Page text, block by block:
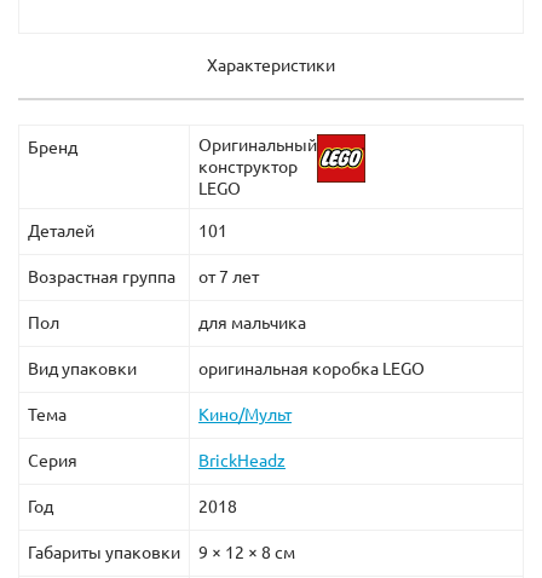
Характеристики
Бренд
Оригинальный
конструктор
LEGO
Деталей 101
Возрастная группа от 7 лет
Пол для мальчика
Вид упаковки оригинальная коробка LEGO
Тема Кино/Мульт
Серия BrickHeadz
Год 2018
Габариты упаковки 9 × 12 × 8 см